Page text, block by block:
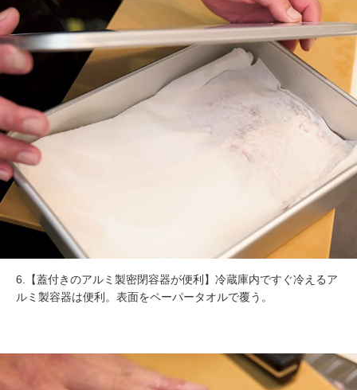
6.【蓋付きのアルミ製密閉容器が便利】冷蔵庫内ですぐ冷えるア
ルミ製容器は便利。表面をペーパータオルで覆う。